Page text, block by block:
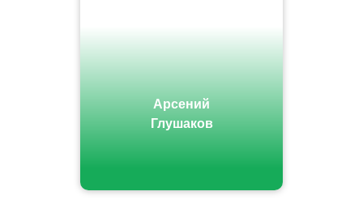
Арсений
Глушаков